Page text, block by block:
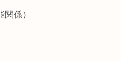
関係）